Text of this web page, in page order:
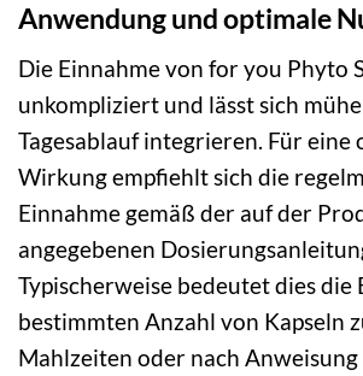
Anwendung und optimale
Die Einnahme von for you Phyto
unkompliziert und lässt sich
Tagesablauf integrieren. Für eine
Wirkung empfiehlt sich die
Einnahme gemäß der auf der
angegebenen
Typischerweise bedeutet dies die
bestimmten Anzahl von Kapseln
Mahlzeiten oder nach